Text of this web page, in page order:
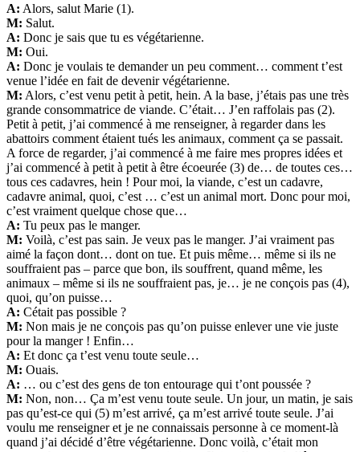
A: Alors, salut Marie (1).
M: Salut.
A: Donc je sais que tu es végétarienne.
M: Oui.
A: Donc je voulais te demander un peu comment… comment t’est
venue l’idée en fait de devenir végétarienne.
M: Alors, c’est venu petit à petit, hein. A la base, j’étais pas une très
grande consommatrice de viande. C’était… J’en raffolais pas (2).
Petit à petit, j’ai commencé à me renseigner, à regarder dans les
abattoirs comment étaient tués les animaux, comment ça se passait.
A force de regarder, j’ai commencé à me faire mes propres idées et
j’ai commencé à petit à petit à être écoeurée (3) de… de toutes ces…
tous ces cadavres, hein ! Pour moi, la viande, c’est un cadavre,
cadavre animal, quoi, c’est … c’est un animal mort. Donc pour moi,
c’est vraiment quelque chose que…
A: Tu peux pas le manger.
M: Voilà, c’est pas sain. Je veux pas le manger. J’ai vraiment pas
aimé la façon dont… dont on tue. Et puis même… même si ils ne
souffraient pas – parce que bon, ils souffrent, quand même, les
animaux – même si ils ne souffraient pas, je… je ne conçois pas (4),
quoi, qu’on puisse…
A: Cétait pas possible ?
M: Non mais je ne conçois pas qu’on puisse enlever une vie juste
pour la manger ! Enfin…
A: Et donc ça t’est venu toute seule…
M: Ouais.
A: … ou c’est des gens de ton entourage qui t’ont poussée ?
M: Non, non… Ça m’est venu toute seule. Un jour, un matin, je sais
pas qu’est-ce qui (5) m’est arrivé, ça m’est arrivé toute seule. J’ai
voulu me renseigner et je ne connaissais personne à ce moment-là
quand j’ai décidé d’être végétarienne. Donc voilà, c’était mon